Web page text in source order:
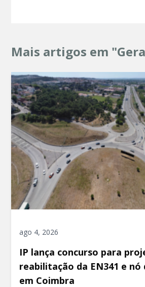
Mais artigos em
ago 4, 2026
IP lança concurso para
reabilitação da EN341 e nó
em Coimbra